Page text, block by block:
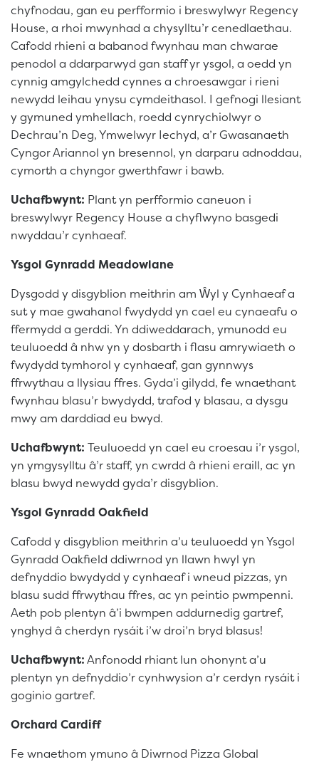
chyfnodau, gan eu perfformio i breswylwyr Regency
House, a rhoi mwynhad a chysylltu’r cenedlaethau.
Cafodd rhieni a babanod fwynhau man chwarae
penodol a ddarparwyd gan staff yr ysgol, a oedd yn
cynnig amgylchedd cynnes a chroesawgar i rieni
newydd leihau ynysu cymdeithasol. I gefnogi llesiant
y gymuned ymhellach, roedd cynrychiolwyr o
Dechrau’n Deg, Ymwelwyr Iechyd, a’r Gwasanaeth
Cyngor Ariannol yn bresennol, yn darparu adnoddau,
cymorth a chyngor gwerthfawr i bawb.
Uchafbwynt: Plant yn perfformio caneuon i
breswylwyr Regency House a chyflwyno basgedi
nwyddau’r cynhaeaf.
Ysgol Gynradd Meadowlane
Dysgodd y disgyblion meithrin am Ŵyl y Cynhaeaf a
sut y mae gwahanol fwydydd yn cael eu cynaeafu o
ffermydd a gerddi. Yn ddiweddarach, ymunodd eu
teuluoedd â nhw yn y dosbarth i flasu amrywiaeth o
fwydydd tymhorol y cynhaeaf, gan gynnwys
ffrwythau a llysiau ffres. Gyda’i gilydd, fe wnaethant
fwynhau blasu’r bwydydd, trafod y blasau, a dysgu
mwy am darddiad eu bwyd.
Uchafbwynt: Teuluoedd yn cael eu croesau i’r ysgol,
yn ymgysylltu â’r staff, yn cwrdd â rhieni eraill, ac yn
blasu bwyd newydd gyda’r disgyblion.
Ysgol Gynradd Oakfield
Cafodd y disgyblion meithrin a’u teuluoedd yn Ysgol
Gynradd Oakfield ddiwrnod yn llawn hwyl yn
defnyddio bwydydd y cynhaeaf i wneud pizzas, yn
blasu sudd ffrwythau ffres, ac yn peintio pwmpenni.
Aeth pob plentyn â’i bwmpen addurnedig gartref,
ynghyd â cherdyn rysáit i’w droi’n bryd blasus!
Uchafbwynt:Anfonodd rhiant lun ohonynt a’u
plentyn yn defnyddio’r cynhwysion a’r cerdyn rysáit i
goginio gartref.
Orchard Cardiff
Fe wnaethom ymuno â Diwrnod Pizza Global